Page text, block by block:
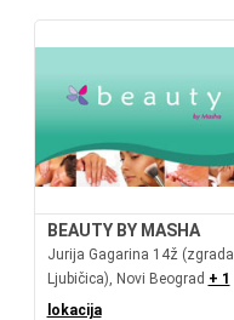
BEAUTY BY MASHA
Jurija Gagarina 14ž (zgrada
Ljubičica), Novi Beograd + 1
lokacija